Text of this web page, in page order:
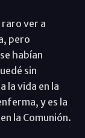
raro ver a
pero
habían
sin
la vida en la
y es la
la Comunión.